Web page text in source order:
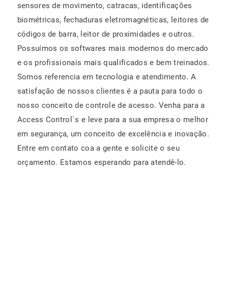
sensores de movimento, catracas, identificações
biométricas, fechaduras eletromagnéticas, leitores de
códigos de barra, leitor de proximidades e outros.
Possuímos os softwares mais modernos do mercado
e os profissionais mais qualificados e bem treinados.
Somos referencia em tecnologia e atendimento. A
satisfação de nossos clientes é a pauta para todo o
nosso conceito de controle de acesso. Venha para a
Access Control`s e leve para a sua empresa o melhor
em segurança, um conceito de excelência e inovação.
Entre em contato coa a gente e solicite o seu
orçamento. Estamos esperando para atendê-lo.